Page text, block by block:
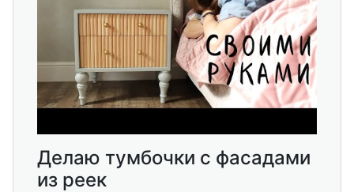
Делаю тумбочки с фасадами
из реек